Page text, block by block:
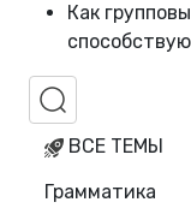
Как
ВСЕ ТЕМЫ
Грамматика